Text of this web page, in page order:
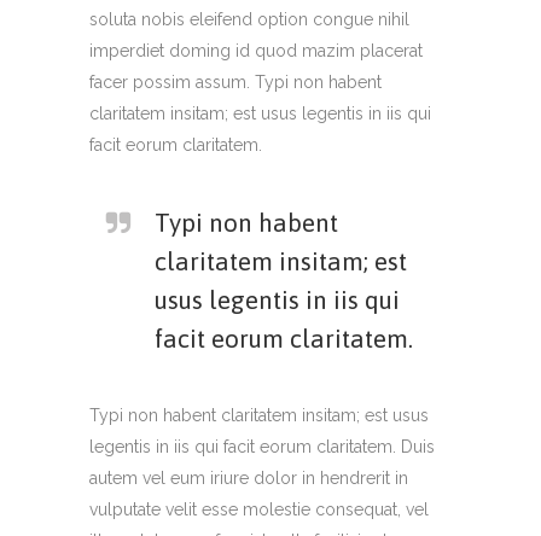
soluta nobis eleifend option congue nihil
imperdiet doming id quod mazim placerat
facer possim assum. Typi non habent
claritatem insitam; est usus legentis in iis qui
facit eorum claritatem.
Typi non habent
claritatem insitam; est
usus legentis in iis qui
facit eorum claritatem.
Typi non habent claritatem insitam; est usus
legentis in iis qui facit eorum claritatem. Duis
autem vel eum iriure dolor in hendrerit in
vulputate velit esse molestie consequat, vel